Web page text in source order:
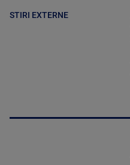
STIRI EXTERNE